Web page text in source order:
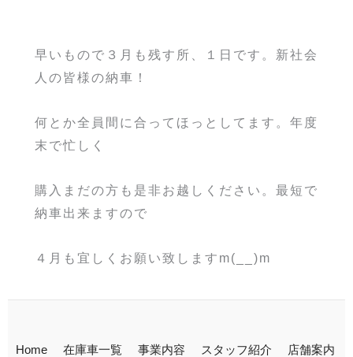
早いもので３月も残す所、１日です。新社会
人の皆様の納車！
何とか全員間に合ってほっとしてます。年度
末で忙しく
購入まだの方も是非お越しください。最短で
納車出来ますので
４月も宜しくお願い致しますm(__)m
Home 在庫車一覧 事業内容 スタッフ紹介 店舗案内